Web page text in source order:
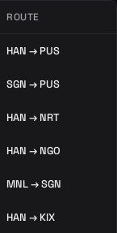
ROUTE
HAN → PUS
SGN → PUS
HAN → NRT
HAN → NGO
MNL → SGN
HAN → KIX